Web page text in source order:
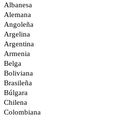
Albanesa
Alemana
Angoleña
Argelina
Argentina
Armenia
Belga
Boliviana
Brasileña
Búlgara
Chilena
Colombiana